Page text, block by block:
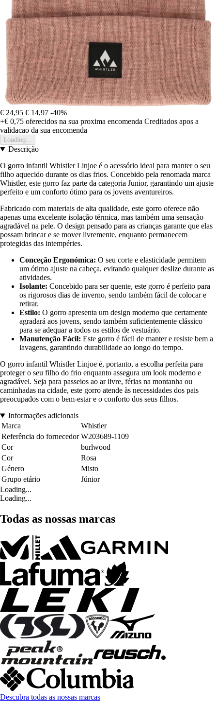
€ 24,95 € 14,97 -40%
+€ 0,75 oferecidos na sua proxima encomenda Creditados apos a
validacao da sua encomenda
Loading...
Descrição
O gorro infantil Whistler Linjoe é o acessório ideal para manter o seu
filho aquecido durante os dias frios. Concebido pela renomada marca
Whistler, este gorro faz parte da categoria Junior, garantindo um ajuste
perfeito e um conforto ótimo para os jovens aventureiros.
Fabricado com materiais de alta qualidade, este gorro oferece não
apenas uma excelente isolação térmica, mas também uma sensação
agradável na pele. O design pensado para as crianças garante que elas
possam brincar e se mover livremente, enquanto permanecem
protegidas das intempéries.
Conceção Ergonómica: O seu corte e elasticidade permitem
um ótimo ajuste na cabeça, evitando qualquer deslize durante as
atividades.
Isolante: Concebido para ser quente, este gorro é perfeito para
os rigorosos dias de inverno, sendo também fácil de colocar e
retirar.
Estilo: O gorro apresenta um design moderno que certamente
agradará aos jovens, sendo também suficientemente clássico
para se adequar a todos os estilos de vestuário.
Manutenção Fácil: Este gorro é fácil de manter e resiste bem a
lavagens, garantindo durabilidade ao longo do tempo.
O gorro infantil Whistler Linjoe é, portanto, a escolha perfeita para
proteger o seu filho do frio enquanto assegura um look moderno e
agradável. Seja para passeios ao ar livre, férias na montanha ou
caminhadas na cidade, este gorro atende às necessidades dos pais
preocupados com o bem-estar e o conforto dos seus filhos.
Informações adicionais
Marca
Whistler
Referência do fornecedor W203689-1109
Cor
burlwood
Cor
Rosa
Género
Misto
Grupo etário
Júnior
Loading...
Loading...
Todas as nossas marcas
Descubra todas as nossas marcas